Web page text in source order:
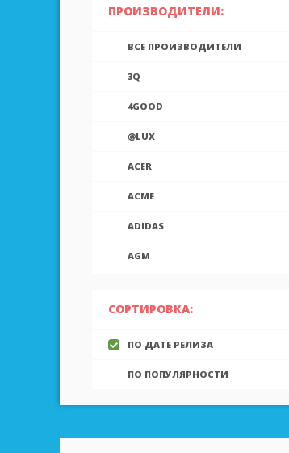
ПРОИЗВОДИТЕЛИ:
ВСЕ ПРОИЗВОДИТЕЛИ
3Q
4GOOD
@LUX
ACER
ACME
ADIDAS
AGM
AIGO
AINOL
AIRON
ALCATEL
ALLVIEW
СОРТИРОВКА:
ПО ДАТЕ РЕЛИЗА
ПО ПОПУЛЯРНОСТИ